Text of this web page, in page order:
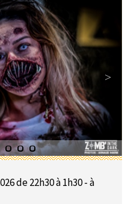
de 22h30 à 1h30 - à